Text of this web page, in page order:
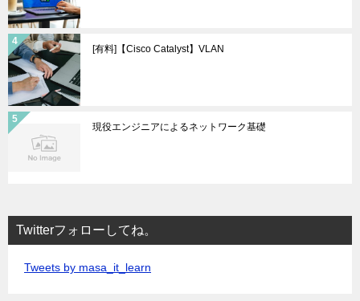
[有料]【Cisco Catalyst】VLAN
現役エンジニアによるネットワーク基礎
Twitterフォローしてね。
Tweets by masa_it_learn